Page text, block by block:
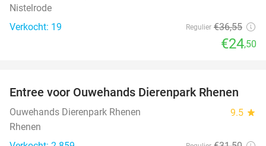
Nistelrode
Verkocht: 19
Regulier €36,55
€24,50
19%
TODAY
Entree voor Ouwehands Dierenpark Rhenen
Ouwehands Dierenpark Rhenen 9.5 star
Rhenen